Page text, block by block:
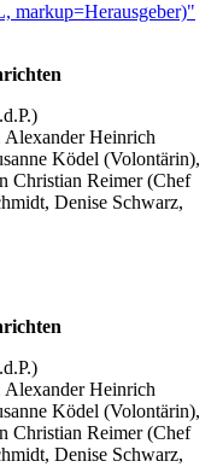
markup=Herausgeber)"
Heinrich
Ködel (Volontärin),
Christian Reimer (Chef
Denise Schwarz,
Heinrich
Ködel (Volontärin),
Christian Reimer (Chef
Denise Schwarz,